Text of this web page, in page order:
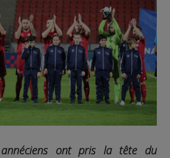
annéciens ont pris la tête du